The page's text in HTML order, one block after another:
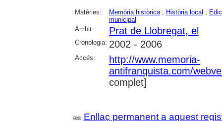
Matèries: Memòria històrica; Història local ;
municipal
Àmbit:
Prat de Llobregat, el
Cronologia: 2002 - 2006
Accés:
http://www.memoria-
antifranquista.com/
complet]
Enllaç permanent a aquest